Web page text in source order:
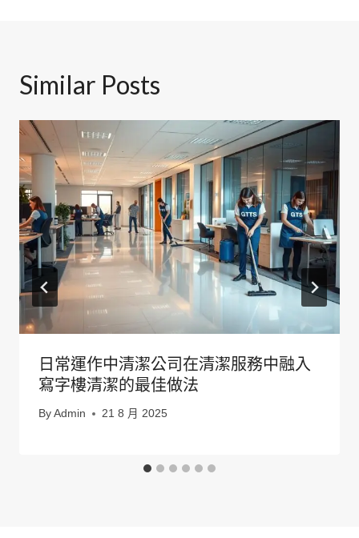
Similar Posts
日常運作中清潔公司在清潔服務中融入
寫字樓清潔的最佳做法
By Admin 21 8 月 2025